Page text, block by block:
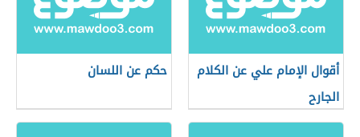
أقوال الإمام علي عن الكلام
الجارح
حكم عن اللسان